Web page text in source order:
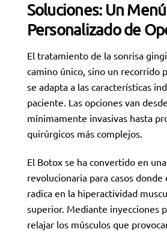
Soluciones: Un Menú
Personalizado de
El tratamiento de la sonrisa
camino único, sino un recorrido
se adapta a las características
paciente. Las opciones van
mínimamente invasivas hasta
quirúrgicos más complejos.
El Botox se ha convertido en
revolucionaria para casos
radica en la hiperactividad
superior. Mediante inyecciones
relajar los músculos que